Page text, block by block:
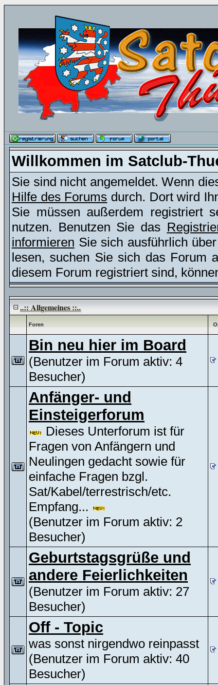
Willkommen im Satclub-
Sie sind nicht angemeldet. Wenn
Hilfe des Forums durch. Dort wird
Sie müssen außerdem registriert
nutzen. Benutzen Sie das
informieren Sie sich ausführlich
lesen, suchen Sie sich das Forum
diesem Forum registriert sind,
..:: Allgemeines ::..
Foren
Bin neu hier im Board
(Benutzer im Forum aktiv: 4
Besucher)
Anfänger- und
Einsteigerforum
Dieses Unterforum ist für
Fragen von Anfängern und
Neulingen gedacht sowie für
einfache Fragen bzgl.
Sat/Kabel/terrestrisch/etc.
Empfang...
(Benutzer im Forum aktiv: 2
Besucher)
Geburtstagsgrüße und
andere Feierlichkeiten
(Benutzer im Forum aktiv: 27
Besucher)
Off - Topic
was sonst nirgendwo reinpasst
(Benutzer im Forum aktiv: 40
Besucher)